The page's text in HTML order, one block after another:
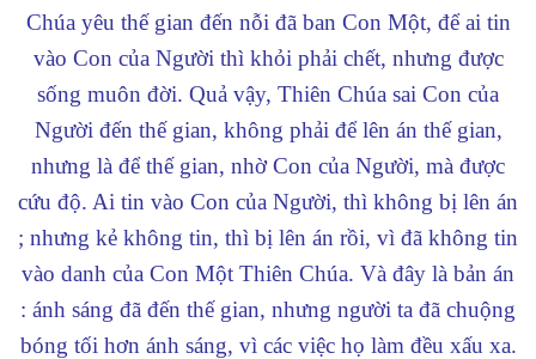
Chúa yêu thế gian đến nỗi đã ban Con Một, để ai tin
vào Con của Người thì khỏi phải chết, nhưng được
sống muôn đời. Quả vậy, Thiên Chúa sai Con của
Người đến thế gian, không phải để lên án thế gian,
nhưng là để thế gian, nhờ Con của Người, mà được
cứu độ. Ai tin vào Con của Người, thì không bị lên án
; nhưng kẻ không tin, thì bị lên án rồi, vì đã không tin
vào danh của Con Một Thiên Chúa. Và đây là bản án
: ánh sáng đã đến thế gian, nhưng người ta đã chuộng
bóng tối hơn ánh sáng, vì các việc họ làm đều xấu xa.